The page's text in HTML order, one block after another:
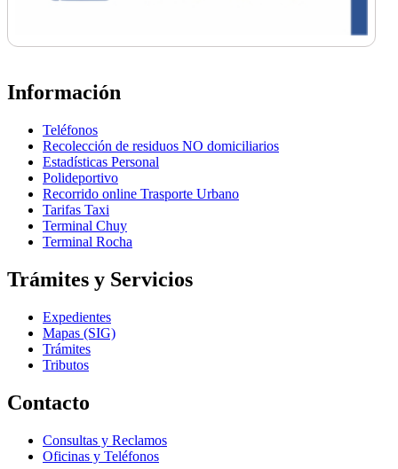
Información
Teléfonos
Recolección de residuos NO domiciliarios
Estadísticas Personal
Polideportivo
Recorrido online Trasporte Urbano
Tarifas Taxi
Terminal Chuy
Terminal Rocha
Trámites y Servicios
Expedientes
Mapas (SIG)
Trámites
Tributos
Contacto
Consultas y Reclamos
Oficinas y Teléfonos